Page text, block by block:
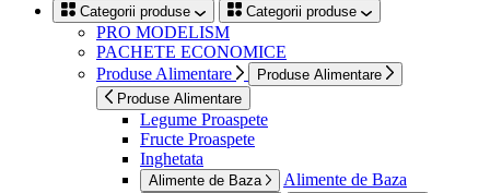
Categorii produse Categorii produse
PRO MODELISM
PACHETE ECONOMICE
Produse Alimentare
Produse Alimentare
Produse Alimentare
Legume Proaspete
Fructe Proaspete
Inghetata
Alimente de Baza Alimente de Baza